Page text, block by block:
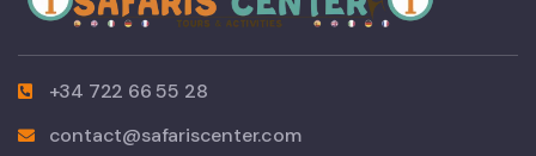
+34 722 66 55 28
contact@safariscenter.com